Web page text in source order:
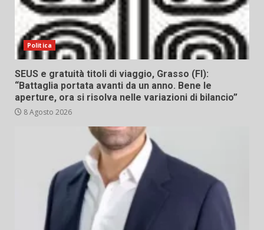
Politica
SEUS e gratuità titoli di viaggio, Grasso (FI):
“Battaglia portata avanti da un anno. Bene le
aperture, ora si risolva nelle variazioni di bilancio”
8 Agosto 2026